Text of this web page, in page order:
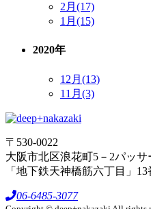
2月(17)
1月(15)
2020年
12月(13)
11月(3)
〒530-0022
大阪市北区浪花町5－2パッ
「地下鉄天神橋筋六丁目」
06-6485-3077